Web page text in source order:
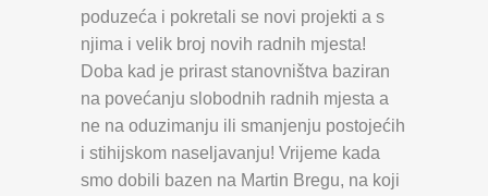
poduzeća i pokretali se novi projekti a s
njima i velik broj novih radnih mjesta!
Doba kad je prirast stanovništva baziran
na povećanju slobodnih radnih mjesta a
ne na oduzimanju ili smanjenju postojećih
i stihijskom naseljavanju! Vrijeme kada
smo dobili bazen na Martin Bregu, na koji